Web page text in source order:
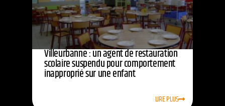
Villeurbanne : un agent de restauration
scolaire suspendu pour comportement
inapproprié sur une enfant
LIRE PLUS